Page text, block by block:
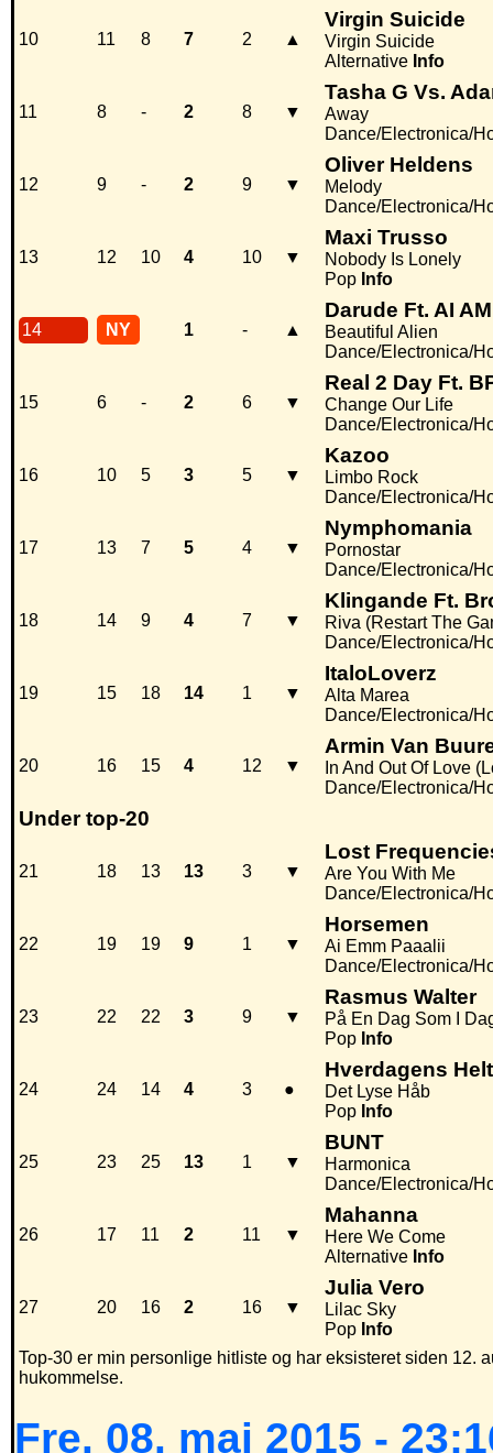
10 11 8 7 2 ▲
Virgin Suicide
Virgin Suicide
Alternative Info
11 8 - 2 8 ▼
Tasha G Vs.
Away
Dance/Electronica/
12 9 - 2 9 ▼
Oliver Heldens
Melody
Dance/Electronica/
13 12 10 4 10 ▼
Maxi Trusso
Nobody Is Lonely
Pop Info
14 NY 1 - ▲
Darude Ft. AI AM
Beautiful Alien
Dance/Electronica/
15 6 - 2 6 ▼
Real 2 Day Ft.
Change Our Life
Dance/Electronica/
16 10 5 3 5 ▼
Kazoo
Limbo Rock
Dance/Electronica/
17 13 7 5 4 ▼
Nymphomania
Pornostar
Dance/Electronica/
18 14 9 4 7 ▼
Klingande Ft.
Riva (Restart The
Dance/Electronica/
19 15 18 14 1 ▼
ItaloLoverz
Alta Marea
Dance/Electronica/
20 16 15 4 12 ▼
Armin Van
In And Out Of Love
Dance/Electronica/
Under top-20
21 18 13 13 3 ▼
Lost
Are You With Me
Dance/Electronica/
22 19 19 9 1 ▼
Horsemen
Ai Emm Paaalii
Dance/Electronica/
23 22 22 3 9 ▼
Rasmus Walter
På En Dag Som I
Pop Info
24 24 14 4 3 ●
Hverdagens
Det Lyse Håb
Pop Info
25 23 25 13 1 ▼
BUNT
Harmonica
Dance/Electronica/
26 17 11 2 11 ▼
Mahanna
Here We Come
Alternative Info
27 20 16 2 16 ▼
Julia Vero
Lilac Sky
Pop Info
Top-30 er min personlige hitliste og har eksisteret siden 12.
hukommelse.
Fre. 08. maj 2015 -